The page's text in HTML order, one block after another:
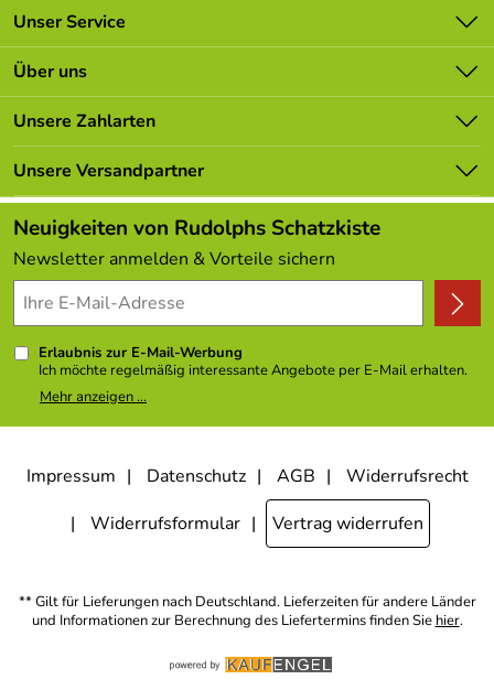
Unser Service
Kontakt
Batterieverordnung
Newsletter
Lieferbedingungen
Kundenlogin
Über uns
Unsere Bestseller
Marken
Neu
Angebote
Kundenbewertungen (308)
4,9/5*****
Unsere Zahlarten
Unsere Versandpartner
Neuigkeiten von Rudolphs Schatzkiste
Newsletter anmelden & Vorteile sichern
Erlaubnis zur E-Mail-Werbung
Ich möchte regelmäßig interessante Angebote per E-Mail erhalten.
Meine E-Mail-Adresse wird nicht an andere Unternehmen
weitergegeben. Zu statistischen Zwecken wird in anonymer Form
kann ich jederzeit mit Wirkung für die Zukunft widerrufen, indem ich
den Link "Abmelden" am Ende des Newsletters anklicke oder die
Option Newsletter im Mitgliederbereich deaktiviere. Die
Datenschutzerklärunghabe ich zur Kenntnis genommen.
Mehr anzeigen ...
Impressum Datenschutz AGB
Widerrufsrecht
Widerrufsformular
Vertrag widerrufen
** Gilt für Lieferungen nach Deutschland. Lieferzeiten für andere Länder
und Informationen zur Berechnung des Liefertermins finden Sie hier.